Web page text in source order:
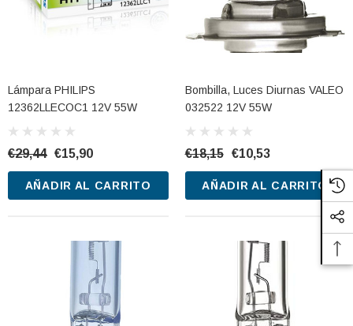
Lámpara PHILIPS
12362LLECOC1 12V 55W
€29,44 €15,90
AÑADIR AL CARRITO
Bombilla, Luces Diurnas VALEO
032522 12V 55W
€18,15 €10,53
AÑADIR AL CARRITO